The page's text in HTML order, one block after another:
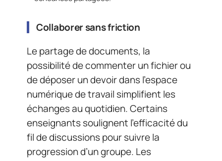
Collaborer sans friction
Le partage de documents, la
possibilité de commenter un fichier ou
de déposer un devoir dans l’espace
numérique de travail simplifient les
échanges au quotidien. Certains
enseignants soulignent l’efficacité du
fil de discussions pour suivre la
progression d’un groupe. Les